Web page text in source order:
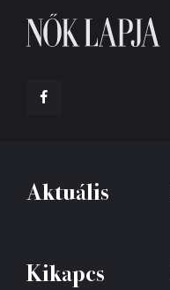
Aktuális
Kikapcs